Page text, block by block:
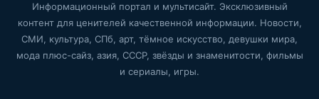
Информационный портал и мультисайт. Эксклюзивный
контент для ценителей качественной информации. Новости,
СМИ, культура, СПб, арт, тёмное искусство, девушки мира,
мода плюс-сайз, азия, СССР, звёзды и знаменитости, фильмы
и сериалы, игры.